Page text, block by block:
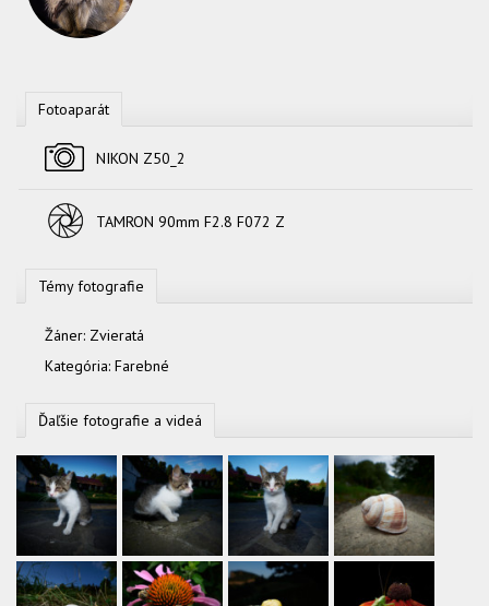
Fotoaparát
NIKON Z50_2
TAMRON 90mm F2.8 F072 Z
Témy fotografie
Žáner: Zvieratá
Kategória: Farebné
Ďaľšie fotografie a videá